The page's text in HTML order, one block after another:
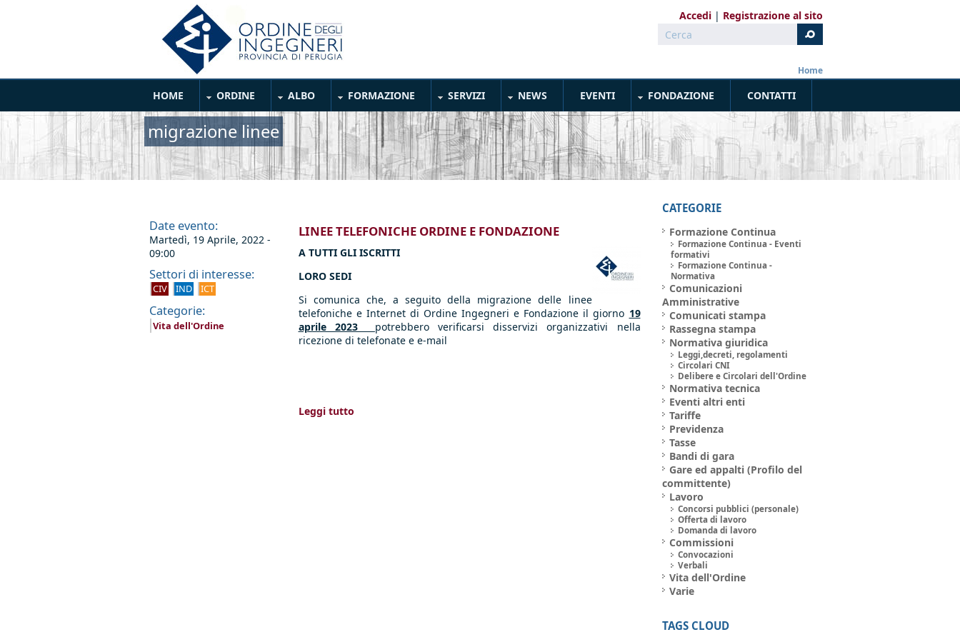
Accedi Registrazione al sito
Form di ricerca
Cerca
Home
Main Menu
HOME ORDINE ALBO FORMAZIONE SERVIZI NEWS EVENTI FONDAZIONE CONTATTI
migrazione linee
Date evento:
Martedì, 19 Aprile, 2022 -
09:00
Settori di interesse:
CIV IND ICT
Categorie:
Vita dell'Ordine
LINEE TELEFONICHE ORDINE E FONDAZIONE
A TUTTI GLI ISCRITTI
LORO SEDI
Si comunica che, a seguito della migrazione delle linee
telefoniche e Internet di Ordine Ingegneri e Fondazione il giorno 19
aprile 2023 potrebbero verificarsi disservizi organizzativi nella
ricezione di telefonate e e-mail
Leggi tutto
CATEGORIE
Formazione Continua
Formazione Continua - Eventi
formativi
Formazione Continua -
Normativa
Comunicazioni
Amministrative
Comunicati stampa
Rassegna stampa
Normativa giuridica
Leggi,decreti, regolamenti
Circolari CNI
Delibere e Circolari dell'Ordine
Normativa tecnica
Eventi altri enti
Tariffe
Previdenza
Tasse
Bandi di gara
Gare ed appalti (Profilo del
committente)
Lavoro
Concorsi pubblici (personale)
Offerta di lavoro
Domanda di lavoro
Commissioni
Convocazioni
Verbali
Vita dell'Ordine
Varie
TAGS CLOUD